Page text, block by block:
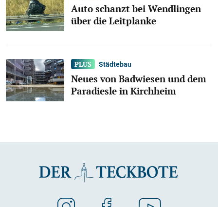
Auto schanzt bei Wendlingen
über die Leitplanke
Städtebau
Neues von Badwiesen und dem
Paradiesle in Kirchheim